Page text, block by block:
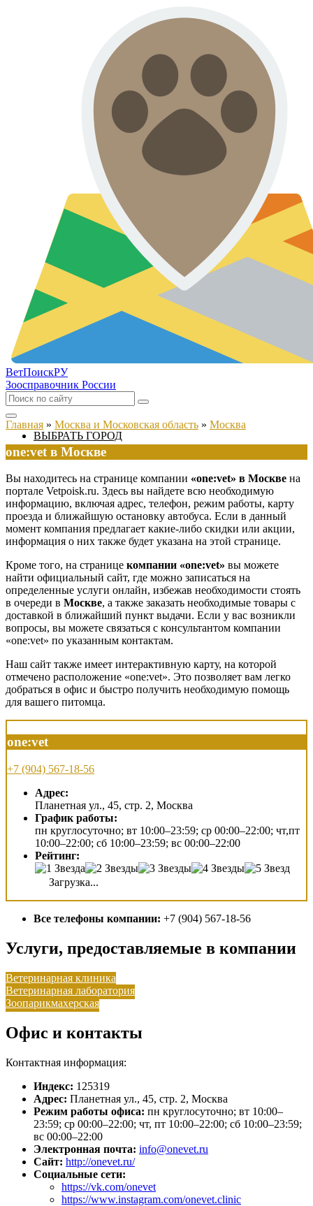
ВетПоискРУ
Зоосправочник России
ВЫБРАТЬ ГОРОД
Главная » Москва и Московская область » Москва
one:vet в Москве
Вы находитесь на странице компании «one:vet» в Москве на
портале Vetpoisk.ru. Здесь вы найдете всю необходимую
информацию, включая адрес, телефон, режим работы, карту
проезда и ближайшую остановку автобуса. Если в данный
момент компания предлагает какие-либо скидки или акции,
информация о них также будет указана на этой странице.
Кроме того, на странице компании «one:vet» вы можете
найти официальный сайт, где можно записаться на
определенные услуги онлайн, избежав необходимости стоять
в очереди в Москве, а также заказать необходимые товары с
доставкой в ближайший пункт выдачи. Если у вас возникли
вопросы, вы можете связаться с консультантом компании
«one:vet» по указанным контактам.
Наш сайт также имеет интерактивную карту, на которой
отмечено расположение «one:vet». Это позволяет вам легко
добраться в офис и быстро получить необходимую помощь
для вашего питомца.
one:vet
+7 (904) 567-18-56
Адрес:
Планетная ул., 45, стр. 2, Москва
График работы:
пн круглосуточно; вт 10:00–23:59; ср 00:00–22:00; чт,пт
10:00–22:00; сб 10:00–23:59; вс 00:00–22:00
Рейтинг:
Загрузка...
Все телефоны компании: +7 (904) 567-18-56
Услуги, предоставляемые в компании
Ветеринарная клиника
Ветеринарная лаборатория
Зоопарикмахерская
Офис и контакты
Контактная информация:
Индекс: 125319
Адрес: Планетная ул., 45, стр. 2, Москва
Режим работы офиса: пн круглосуточно; вт 10:00–
23:59; ср 00:00–22:00; чт, пт 10:00–22:00; сб 10:00–23:59;
вс 00:00–22:00
Электронная почта: info@onevet.ru
Сайт: http://onevet.ru/
Социальные сети:
https://vk.com/onevet
https://www.instagram.com/onevet.clinic